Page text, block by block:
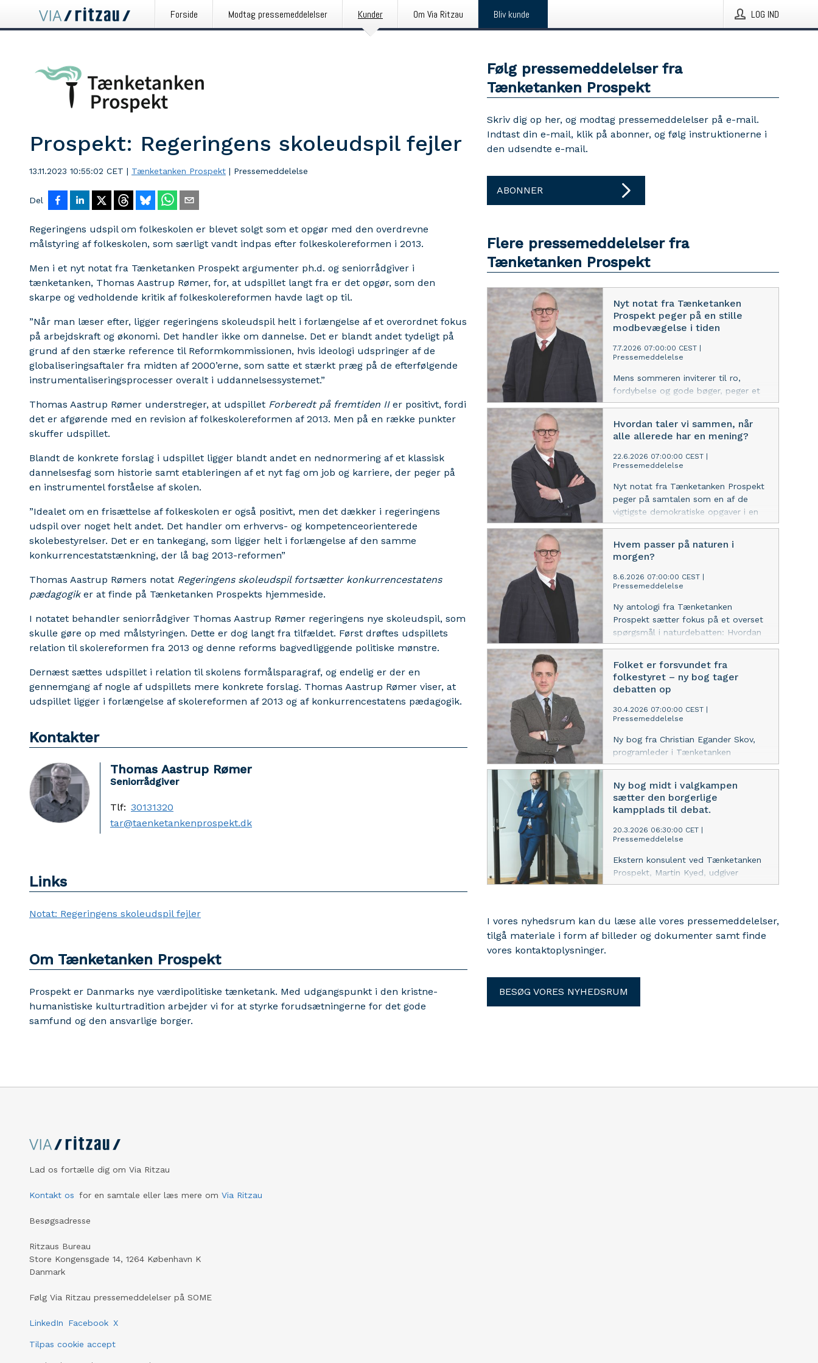
Forside Modtag pressemeddelelser Kunder Om Via Ritzau Bliv kunde LOG IND
Prospekt: Regeringens skoleudspil fejler
13.11.2023 10:55:02 CET | Tænketanken Prospekt | Pressemeddelelse
Del
Regeringens udspil om folkeskolen er blevet solgt som et opgør med den overdrevne
målstyring af folkeskolen, som særligt vandt indpas efter folkeskolereformen i 2013.
Men i et nyt notat fra Tænketanken Prospekt argumenter ph.d. og seniorrådgiver i
tænketanken, Thomas Aastrup Rømer, for, at udspillet langt fra er det opgør, som den
skarpe og vedholdende kritik af folkeskolereformen havde lagt op til.
”Når man læser efter, ligger regeringens skoleudspil helt i forlængelse af et overordnet fokus
på arbejdskraft og økonomi. Det handler ikke om dannelse. Det er blandt andet tydeligt på
grund af den stærke reference til Reformkommissionen, hvis ideologi udspringer af de
globaliseringsaftaler fra midten af 2000’erne, som satte et stærkt præg på de efterfølgende
instrumentaliseringsprocesser overalt i uddannelsessystemet.”
Thomas Aastrup Rømer understreger, at udspillet Forberedt på fremtiden IIer positivt, fordi
det er afgørende med en revision af folkeskolereformen af 2013. Men på en række punkter
skuffer udspillet.
Blandt de konkrete forslag i udspillet ligger blandt andet en nednormering af et klassisk
dannelsesfag som historie samt etableringen af et nyt fag om job og karriere, der peger på
en instrumentel forståelse af skolen.
”Idealet om en frisættelse af folkeskolen er også positivt, men det dækker i regeringens
udspil over noget helt andet. Det handler om erhvervs- og kompetenceorienterede
skolebestyrelser. Det er en tankegang, som ligger helt i forlængelse af den samme
konkurrencestatstænkning, der lå bag 2013-reformen”
Thomas Aastrup Rømers notat Regeringens skoleudspil fortsætter konkurrencestatens
pædagogiker at finde på Tænketanken Prospekts hjemmeside.
I notatet behandler seniorrådgiver Thomas Aastrup Rømer regeringens nye skoleudspil, som
skulle gøre op med målstyringen. Dette er dog langt fra tilfældet. Først drøftes udspillets
relation til skolereformen fra 2013 og denne reforms bagvedliggende politiske mønstre.
Dernæst sættes udspillet i relation til skolens formålsparagraf, og endelig er der en
gennemgang af nogle af udspillets mere konkrete forslag. Thomas Aastrup Rømer viser, at
udspillet ligger i forlængelse af skolereformen af 2013 og af konkurrencestatens pædagogik.
Kontakter
Thomas Aastrup Rømer
Seniorrådgiver
Tlf: 30131320
tar@taenketankenprospekt.dk
Links
Notat: Regeringens skoleudspil fejler
Om Tænketanken Prospekt
Prospekt er Danmarks nye værdipolitiske tænketank. Med udgangspunkt i den kristne-
humanistiske kulturtradition arbejder vi for at styrke forudsætningerne for det gode
samfund og den ansvarlige borger.
Følg pressemeddelelser fra
Tænketanken Prospekt
Skriv dig op her, og modtag pressemeddelelser på e-mail.
Indtast din e-mail, klik på abonner, og følg instruktionerne i
den udsendte e-mail.
ABONNER
Flere pressemeddelelser fra
Tænketanken Prospekt
Nyt notat fra Tænketanken
Prospekt peger på en stille
modbevægelse i tiden
7.7.2026 07:00:00 CEST
Pressemeddelelse
Mens sommeren inviterer til ro,
fordybelse og gode bøger, peger et
nyt notat fra Tænketanken Prospekt
grænser og forankring er mere end en
feriefornemmelse. Den afspejler en
dybere kulturel bevægelse, som kan
få betydning for både fællesskaber
Hvordan taler vi sammen, når
alle allerede har en mening?
22.6.2026 07:00:00 CEST
Pressemeddelelse
Nyt notat fra Tænketanken Prospekt
peger på samtalen som en af de
vigtigste demokratiske opgaver i en
tid præget af polarisering, digitale
Hvem passer på naturen i
morgen?
8.6.2026 07:00:00 CEST
Pressemeddelelse
Ny antologi fra Tænketanken
Prospekt sætter fokus på et overset
spørgsmål i naturdebatten: Hvordan
skaber vi en relation mellem
beskytte?
Folket er forsvundet fra
folkestyret – ny bog tager
debatten op
30.4.2026 07:00:00 CEST
Pressemeddelelse
Ny bog fra Christian Egander Skov,
programleder i Tænketanken
Prospekt, sætter ord på den
beslutningstagere – og insisterer på,
at folkelighed er demokratiets
forudsætning.
Ny bog midt i valgkampen
sætter den borgerlige
kampplads til debat.
20.3.2026 06:30:00 CET
Pressemeddelelse
Ekstern konsulent ved Tænketanken
Prospekt, Martin Kyed, udgiver
debatbog om borgerlighedens
samtale om retning, værdier og
politisk ansvar.
I vores nyhedsrum kan du læse alle vores pressemeddelelser,
tilgå materiale i form af billeder og dokumenter samt finde
vores kontaktoplysninger.
BESØG VORES NYHEDSRUM
Lad os fortælle dig om Via Ritzau
Kontakt os for en samtale eller læs mere om Via Ritzau
Besøgsadresse
Ritzaus Bureau
Store Kongensgade 14, 1264 København K
Danmark
Følg Via Ritzau pressemeddelelser på SOME
LinkedIn Facebook X
Tilpas cookie accept